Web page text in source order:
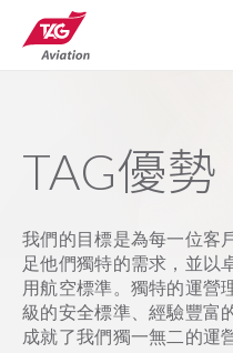
TAG優勢
我們的目標是為每一位客
足他們獨特的需求，並以
用航空標準。獨特的運營
級的安全標準、經驗豐富
成就了我們獨一無二的運